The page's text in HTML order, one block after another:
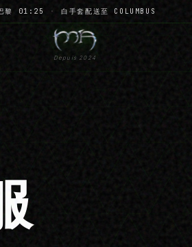
黎 01:25 · 白手套配送至 COLUMBUS
Depuis 2024